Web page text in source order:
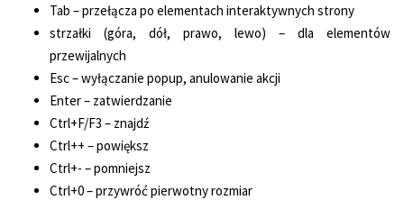
Tab – przełącza po elementach interaktywnych strony
strzałki (góra, dół, prawo, lewo) – dla elementów
przewijalnych
Esc – wyłączanie popup, anulowanie akcji
Enter – zatwierdzanie
Ctrl+F/F3 – znajdź
Ctrl++ – powiększ
Ctrl+- – pomniejsz
Ctrl+0 – przywróć pierwotny rozmiar